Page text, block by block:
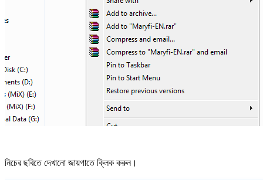
নিচের ছবিতে দেখানো জায়গাতে ক্লিক করুন।